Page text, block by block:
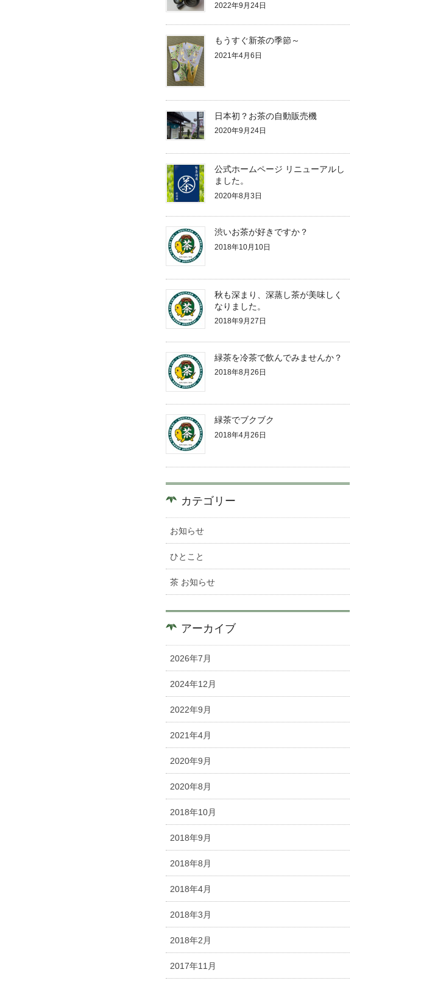
2022年9月24日
もうすぐ新茶の季節～
2021年4月6日
日本初？お茶の自動販売機
2020年9月24日
公式ホームページ リニューアルし
ました。
2020年8月3日
渋いお茶が好きですか？
2018年10月10日
秋も深まり、深蒸し茶が美味しく
なりました。
2018年9月27日
緑茶を冷茶で飲んでみませんか？
2018年8月26日
緑茶でブクブク
2018年4月26日
カテゴリー
お知らせ
ひとこと
茶 お知らせ
アーカイブ
2026年7月
2024年12月
2022年9月
2021年4月
2020年9月
2020年8月
2018年10月
2018年9月
2018年8月
2018年4月
2018年3月
2018年2月
2017年11月